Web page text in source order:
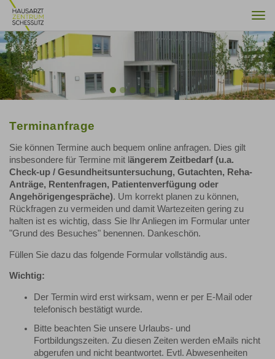
Previous
Terminanfrage
Sie können Termine auch bequem online anfragen. Dies gilt
insbesondere für Termine mit l ängerem Zeitbedarf (u.a.
Check-up / Gesundheitsuntersuchung, Gutachten, Reha-
Anträge, Rentenfragen, Patientenverfügung oder
Angehörigengespräche). Um korrekt planen zu können,
Rückfragen zu vermeiden und damit Wartezeiten gering zu
halten ist es wichtig, dass Sie Ihr Anliegen im Formular unter
"Grund des Besuches" benennen. Dankeschön.
Füllen Sie dazu das folgende Formular vollständig aus.
Wichtig:
Der Termin wird erst wirksam, wenn er per E-Mail oder
telefonisch bestätigt wurde.
Bitte beachten Sie unsere Urlaubs- und
Fortbildungszeiten. Zu diesen Zeiten werden eMails nicht
abgerufen und nicht beantwortet. Evtl. Abwesenheiten